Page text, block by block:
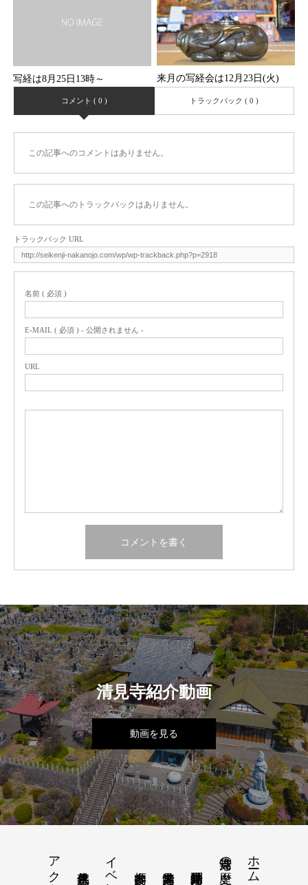
写経は8月25日13時～ 来月の写経会は12月23日(火)
コメント ( 0 ) トラックバック ( 0 )
この記事へのコメントはありません。
この記事へのトラックバックはありません。
トラックバック URL
名前 ( 必須 )
E-MAIL ( 必須 ) - 公開されません -
URL
清見寺紹介動画
動画を見る
ホーム
清見寺の歴史